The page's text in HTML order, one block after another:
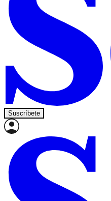
Suscríbete